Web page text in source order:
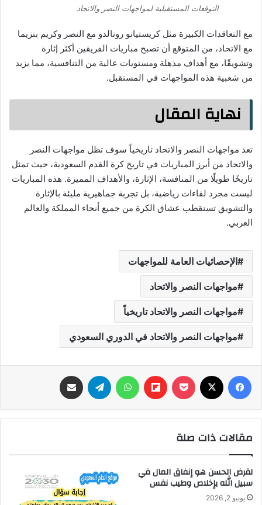
التوقعات المستقبلية لمواجهات النصر والاتحاد
مع التعاقدات الكبيرة مثل كريستيانو رونالدو مع النصر وكريم بنزيما
مع الاتحاد، من المتوقع أن تصبح مباريات الفريقين أكثر إثارة
وتشويقًا، مع أهداف مذهلة ومستويات عالية من التنافسية، مما يزيد
من شعبية هذه المواجهات في المستقبل.
نهاية المقال
تعد مواجهات النصر والاتحاد تاريخياً سوف تظل مواجهات النصر
والاتحاد من أبرز المباريات في تاريخ كرة القدم السعودية، حيث تمثل
تاريخًا طويلًا من المنافسة، الإثارة، والأهداف المميزة. هذه المباريات
ليست مجرد لقاءات رياضية، بل تجربة جماهيرية مليئة بالإثارة
والتشويق تستقطب عشاق الكرة من جميع أنحاء المملكة والعالم
العربي.
الإحصائيات العامة للمواجهات
مواجهات النصر والاتحاد
مواجهات النصر والاتحاد تاريخياً
مواجهات النصر والاتحاد في الدوري السعودي
فيسبوك ‫Pocket
Flipboard واتساب تيلقرام
مقالات ذات صلة
لقرض الحسن هو إنفاق المال في
سبيل الله بإخلاص وطيب نفس
يونيو 2, 2026